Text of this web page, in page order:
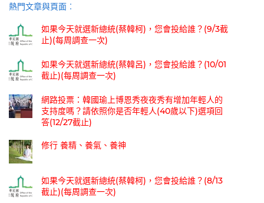
熱門文章與頁面︰
如果今天就選新總統(蔡韓柯)，您會投給誰？(9/3截
止)(每周調查一次)
如果今天就選新總統(蔡韓呂)，您會投給誰？(10/01
截止)(每周調查一次)
網路投票：韓國瑜上博恩秀夜夜秀有增加年輕人的
支持度嗎？請依照你是否年輕人(40歲以下)選項回
答(12/27截止)
修行 養精、養氣、養神
如果今天就選新總統(蔡韓柯)，您會投給誰？(8/13
截止)(每周調查一次)